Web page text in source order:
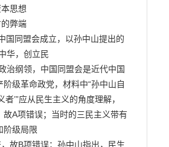
思想
弊端
国同盟会成立，以孙中山提出的
华，创立民
治纲领，中国同盟会是近代中国
级革命政党，材料中“孙中山自
者’”应从民生主义的角度理解，
故A项错误；当时的三民主义带有
阶级局限
，故B项错误；孙中山指出，民生